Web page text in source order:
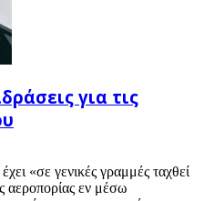
για τις
«σε γενικές γραμμές ταχθεί
αεροπορίας εν μέσω